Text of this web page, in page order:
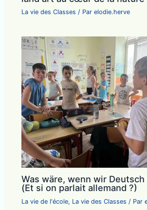
La vie des Classes / Parelodie.herve
Was wäre, wenn wir Deutsch
(Et si on parlait allemand ?)
La vie de l'école, La vie des Classes / Par